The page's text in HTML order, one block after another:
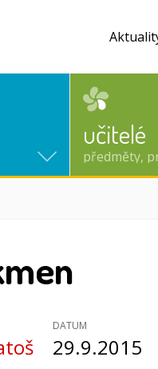
učitelé
předměty,
DATUM
29.9.2015